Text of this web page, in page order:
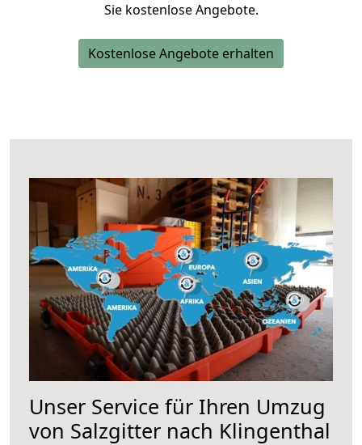
Sie kostenlose Angebote.
Kostenlose Angebote erhalten
Unser Service für Ihren Umzug
von Salzgitter nach Klingenthal